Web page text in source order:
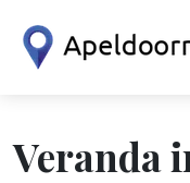
Veranda